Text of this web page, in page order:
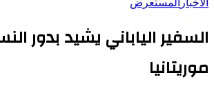
الأخبار المستعرض
السفير الياباني يشيد بدور
موريتانيا